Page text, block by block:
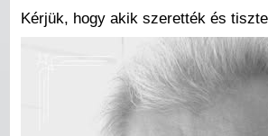
Kérjük, hogy akik szerették és